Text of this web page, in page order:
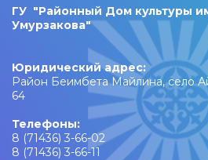
ГУ "Районный Дом культуры
Умурзакова"​
Юридический адрес:
Район Беимбета Майлина, село
64
Телефоны:
8 (71436) 3-66-02
8 (71436) 3-66-11